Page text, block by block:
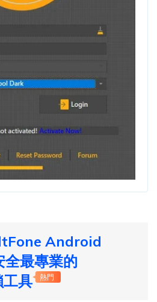
Android
最專業的
具
熱門